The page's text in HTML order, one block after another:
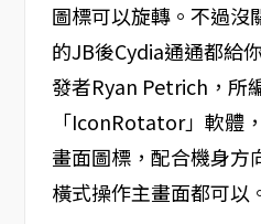
圖標可以旋轉。不過沒
的JB後Cydia通通都給
發者Ryan Petrich，所
「IconRotator」軟體
畫面圖標，配合機身方
橫式操作主畫面都可以